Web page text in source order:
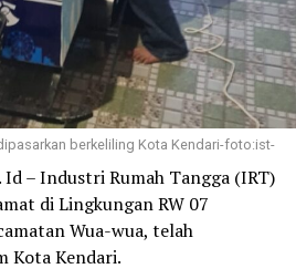
Sultra di Kota Baubau pada 18
dilaksanakan pula Kerjasama
komoditas telur ayam antara
Sulawesi Tenggara dengan
Sidenreng Rappang (Sidrap),
bawang merah antara Kota
Selatan, sebagai upaya
pasokan komoditas dimaksud
Tenggara, sehingga harga dapat
berkeliling Kota Kendari-foto:ist-
Id – Industri Rumah Tangga (IRT)
di Lingkungan RW 07
Wua-wua, telah
Kota Kendari.